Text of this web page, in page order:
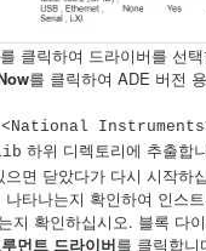
를 클릭하여 드라이버를 선
를 클릭하여 ADE 버전
<National
하위 디렉토리에 추출합
면 닫았다가 다시 시작하
타나는지 확인하여 인스
지 확인하십시오. 블록 다
먼트 드라이버를 클릭합니